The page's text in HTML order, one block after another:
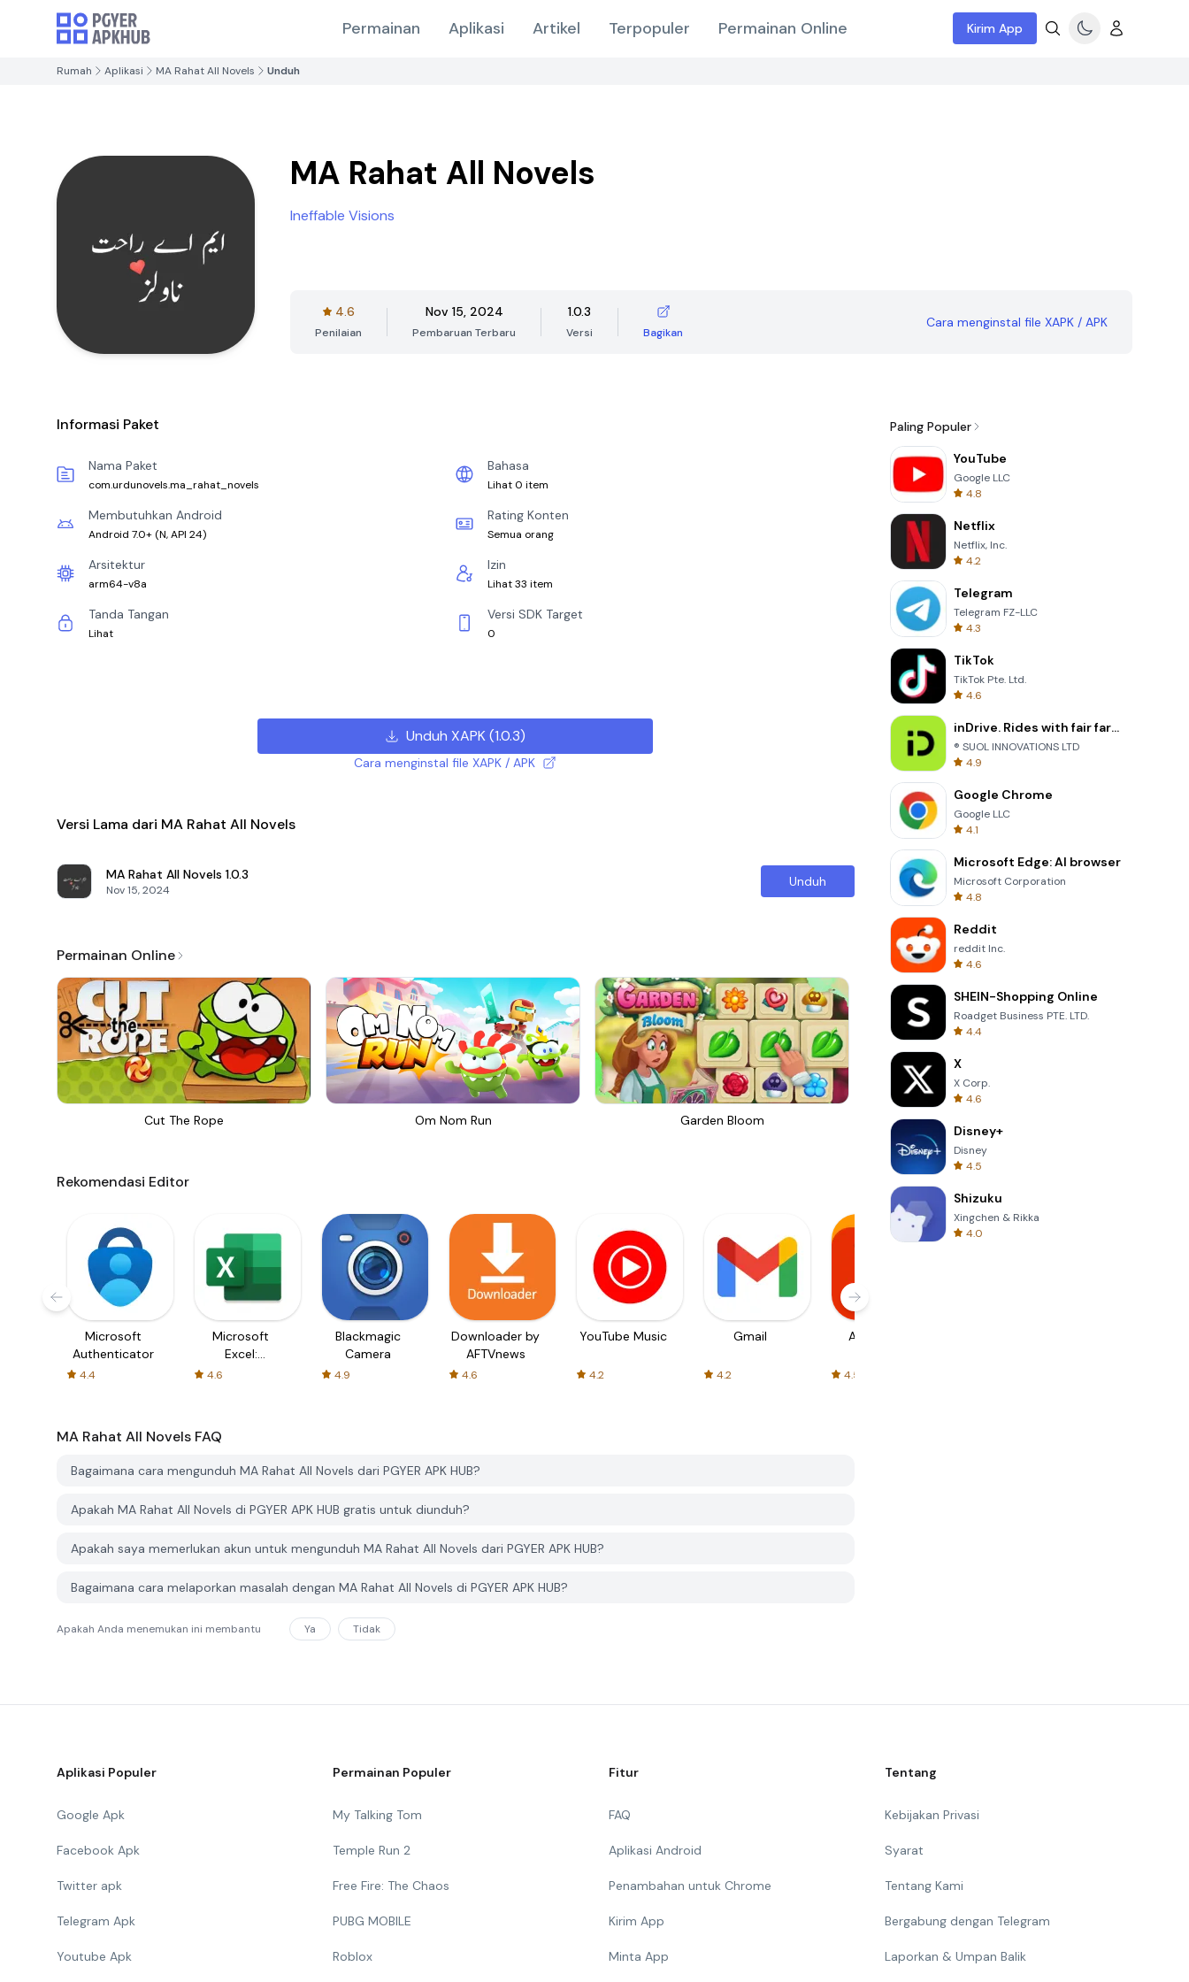
Permainan Aplikasi Artikel Terpopuler Permainan Online Kirim App
Rumah Aplikasi MA Rahat All Novels Unduh
MA Rahat All Novels
Ineffable Visions
4.6
Penilaian
Nov 15, 2024
Pembaruan Terbaru
1.0.3
Versi Bagikan
Cara menginstal file XAPK / APK
Informasi Paket
Nama Paket
com.urdunovels.ma_rahat_novels
Bahasa
Lihat 0 item
Membutuhkan Android
Android 7.0+ (N, API 24)
Rating Konten
Semua orang
Arsitektur
arm64-v8a
Izin
Lihat 33 item
Tanda Tangan
Lihat
Versi SDK Target
0
Unduh XAPK(1.0.3)
Cara menginstal file XAPK / APK
Versi Lama dari MA Rahat All Novels
MA Rahat All Novels 1.0.3
Nov 15, 2024
Unduh
Permainan Online
Cut The Rope Om Nom Run Garden Bloom
Rekomendasi Editor
Microsoft
Authenticator
4.4
Microsoft
Excel:
Spreadsheets
4.6
Blackmagic
Camera
4.9
Downloader by
AFTVnews
4.6
YouTube Music
4.2
Gmail
4.2
AliExpress
4.5
MA Rahat All Novels FAQ
Bagaimana cara mengunduh MA Rahat All Novels dari PGYER APK HUB?
Apakah MA Rahat All Novels di PGYER APK HUB gratis untuk diunduh?
Apakah saya memerlukan akun untuk mengunduh MA Rahat All Novels dari PGYER APK HUB?
Bagaimana cara melaporkan masalah dengan MA Rahat All Novels di PGYER APK HUB?
Apakah Anda menemukan ini membantu Ya Tidak
Paling Populer
YouTube
Google LLC
4.8
Netflix
Netflix, Inc.
4.2
Telegram
Telegram FZ-LLC
4.3
TikTok
TikTok Pte. Ltd.
4.6
inDrive. Rides with fair fares
® SUOL INNOVATIONS LTD
4.9
Google Chrome
Google LLC
4.1
Microsoft Edge: AI browser
Microsoft Corporation
4.8
Reddit
reddit Inc.
4.6
SHEIN-Shopping Online
Roadget Business PTE. LTD.
4.4
X
X Corp.
4.6
Disney+
Disney
4.5
Shizuku
Xingchen & Rikka
4.0
Aplikasi Populer
Google Apk
Facebook Apk
Twitter apk
Telegram Apk
Youtube Apk
Permainan Populer
My Talking Tom
Temple Run 2
Free Fire: The Chaos
PUBG MOBILE
Roblox
Fitur
FAQ
Aplikasi Android
Penambahan untuk Chrome
Kirim App
Minta App
Tentang
Kebijakan Privasi
Syarat
Tentang Kami
Bergabung dengan Telegram
Laporkan & Umpan Balik